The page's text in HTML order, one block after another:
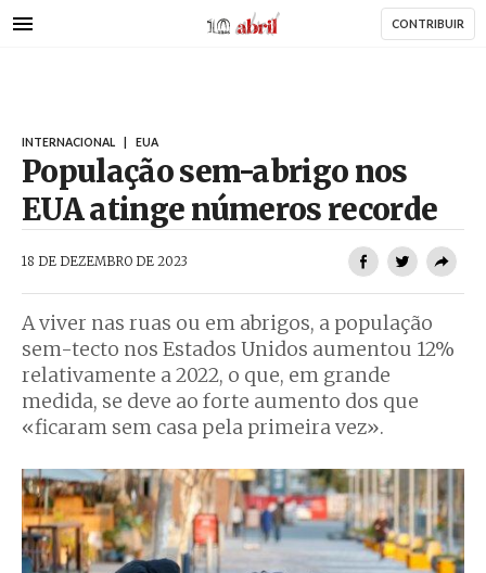
para
AbrilAbril CONTRIBUIR
INTERNACIONAL EUA
População sem-abrigo nos
EUA atinge números recorde
18 DE DEZEMBRO DE 2023
A viver nas ruas ou em abrigos, a população
sem-tecto nos Estados Unidos aumentou 12%
relativamente a 2022, o que, em grande
medida, se deve ao forte aumento dos que
«ficaram sem casa pela primeira vez».